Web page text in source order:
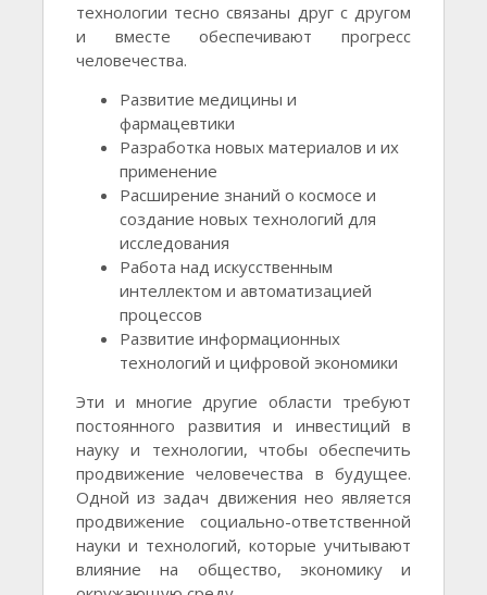
технологии тесно связаны друг с другом
и вместе обеспечивают прогресс
человечества.
Развитие медицины и
фармацевтики
Разработка новых материалов и их
применение
Расширение знаний о космосе и
создание новых технологий для
исследования
Работа над искусственным
интеллектом и автоматизацией
процессов
Развитие информационных
технологий и цифровой экономики
Эти и многие другие области требуют
постоянного развития и инвестиций в
науку и технологии, чтобы обеспечить
продвижение человечества в будущее.
Одной из задач движения нео является
продвижение социально-ответственной
науки и технологий, которые учитывают
влияние на общество, экономику и